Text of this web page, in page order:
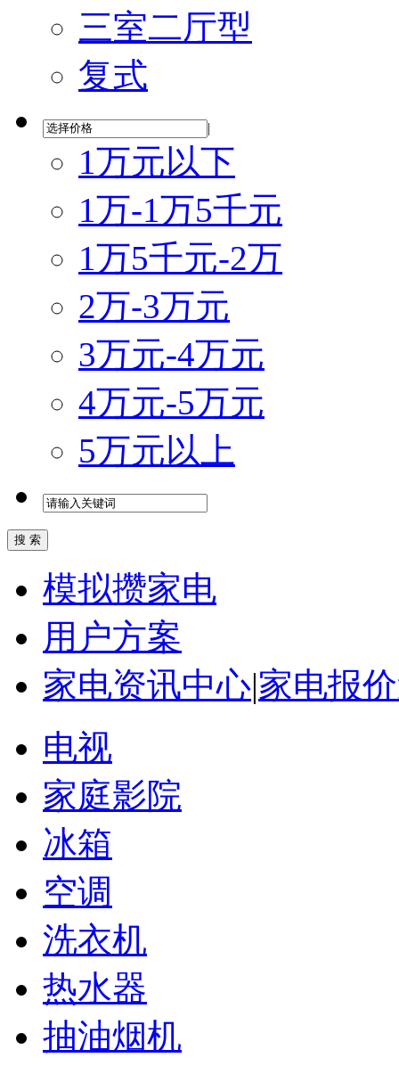
三室二厅型
复式
|
1万元以下
1万-1万5千元
1万5千元-2万
2万-3万元
3万元-4万元
4万元-5万元
5万元以上
模拟攒家电
用户方案
家电资讯中心|家电报
电视
家庭影院
冰箱
空调
洗衣机
热水器
抽油烟机